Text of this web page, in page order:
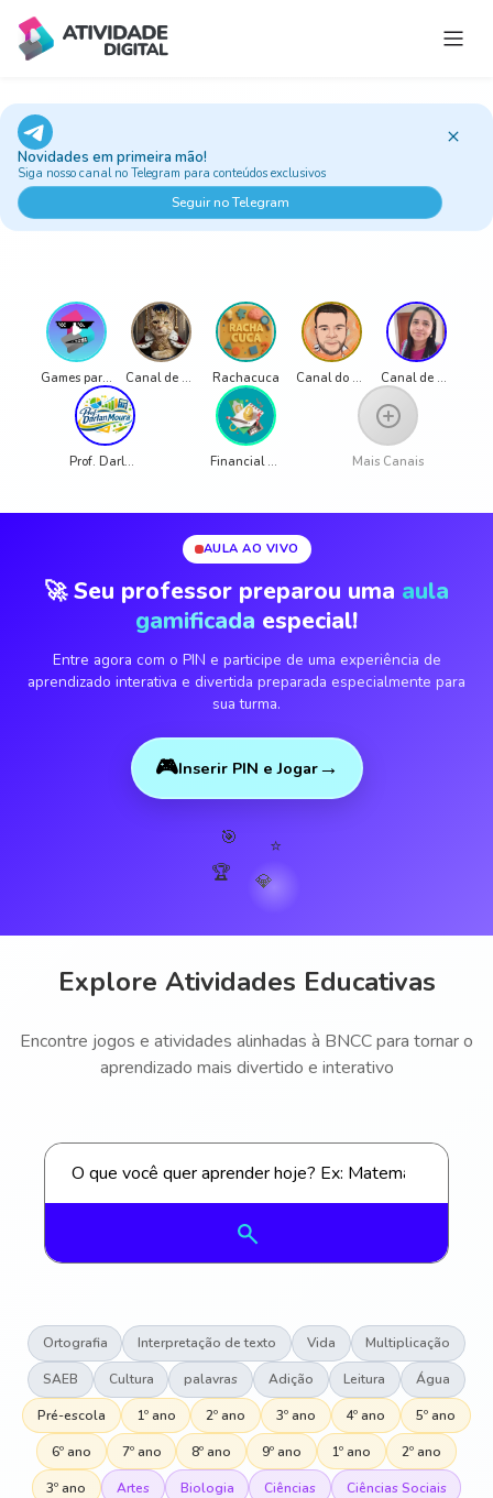
Jogos e Atividades
Trilhas
Classic Games
Novidades em primeira mão!
Siga nosso canal no Telegram para conteúdos exclusivos
Seguir no Telegram
Games para Educação Canal de Luciana Alongi Rachacuca Canal do Pro LG Canal de Alessandra Silva
Prof. Darlan Moura Financial Education Channel - Ms. Ana Beatriz de Medeiros Mais Canais
AULA AO VIVO
🚀 Seu professor preparou uma aula
gamificada especial!
Entre agora com o PIN e participe de uma experiência de
aprendizado interativa e divertida preparada especialmente para
sua turma.
🎮Inserir PIN e Jogar→
🎯
⭐
🏆
💎
Explore Atividades Educativas
Encontre jogos e atividades alinhadas à BNCC para tornar o
aprendizado mais divertido e interativo
Ortografia Interpretação de texto Vida Multiplicação
SAEB Cultura palavras Adição Leitura Água
Pré-escola 1º ano 2º ano 3º ano 4º ano 5º ano
6º ano 7º ano 8º ano 9º ano 1º ano 2º ano
3º ano Artes Biologia Ciências Ciências Sociais